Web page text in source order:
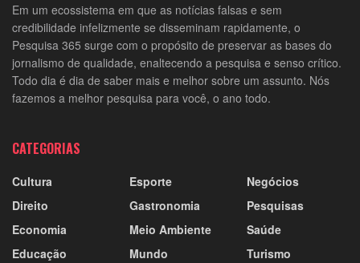
Em um ecossistema em que as notícias falsas e sem
credibilidade infelizmente se disseminam rapidamente, o
Pesquisa 365 surge com o propósito de preservar as bases do
jornalismo de qualidade, enaltecendo a pesquisa e senso crítico.
Todo dia é dia de saber mais e melhor sobre um assunto. Nós
fazemos a melhor pesquisa para você, o ano todo.
CATEGORIAS
Cultura
Direito
Economia
Educação
Esporte
Gastronomia
Meio Ambiente
Mundo
Negócios
Pesquisas
Saúde
Turismo